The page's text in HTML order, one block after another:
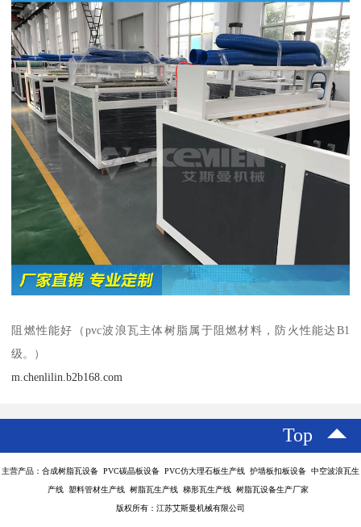
阻燃性能好（pvc波浪瓦主体树脂属于阻燃材料，防火性能达B1
级。）
m.chenlilin.b2b168.com
Top
主营产品：合成树脂瓦设备 PVC碳晶板设备 PVC仿大理石板生产线 护墙板扣板设备 中空波浪瓦生
产线 塑料管材生产线 树脂瓦生产线 梯形瓦生产线 树脂瓦设备生产厂家
版权所有：江苏艾斯曼机械有限公司